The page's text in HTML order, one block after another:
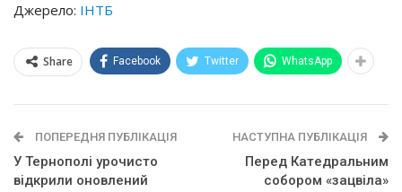
Джерело: ІНТБ
Share Facebook Twitter WhatsApp
ПОПЕРЕДНЯ ПУБЛІКАЦІЯ
У Тернополі урочисто
відкрили оновлений
НАСТУПНА ПУБЛІКАЦІЯ
Пepeд Кaтeдpaльним
coбopoм «зaцвiлa»